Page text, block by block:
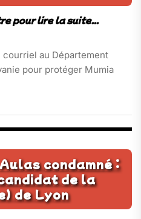
au Département
pour protéger Mumia
condamné :
de la
de Lyon